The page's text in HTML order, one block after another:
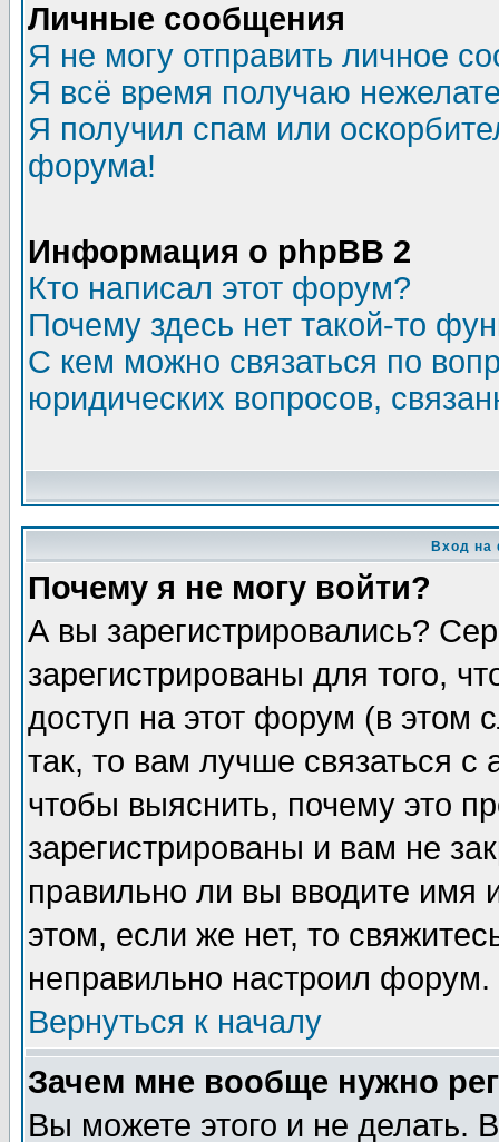
Личные сообщения
Я не могу отправить личное
Я всё время получаю
Я получил спам или
форума!
Информация о phpBB 2
Кто написал этот форум?
Почему здесь нет такой-то
С кем можно связаться по
юридических вопросов,
Вход на
Почему я не могу войти?
А вы зарегистрировались?
зарегистрированы для того,
доступ на этот форум (в этом
так, то вам лучше связаться
чтобы выяснить, почему это
зарегистрированы и вам не
правильно ли вы вводите
этом, если же нет, то
неправильно настроил форум.
Вернуться к началу
Зачем мне вообще нужно
Вы можете этого и не делать.